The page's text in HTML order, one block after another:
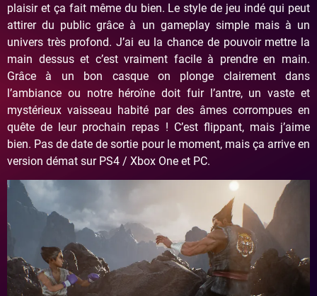
plaisir et ça fait même du bien. Le style de jeu indé qui peut
attirer du public grâce à un gameplay simple mais à un
univers très profond. J’ai eu la chance de pouvoir mettre la
main dessus et c’est vraiment facile à prendre en main.
Grâce à un bon casque on plonge clairement dans
l’ambiance ou notre héroïne doit fuir l’antre, un vaste et
mystérieux vaisseau habité par des âmes corrompues en
quête de leur prochain repas ! C’est flippant, mais j’aime
bien. Pas de date de sortie pour le moment, mais ça arrive en
version démat sur PS4 / Xbox One et PC.